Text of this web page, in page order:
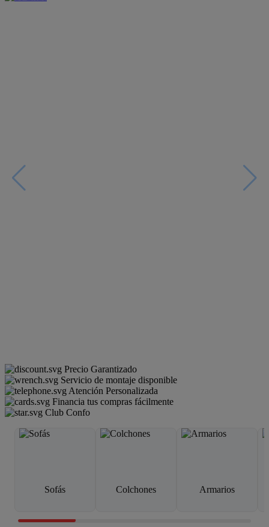
Precio Garantizado
Servicio de montaje disponible
Atención Personalizada
Financia tus compras fácilmente
Club Confo
Sofás Colchones Armarios